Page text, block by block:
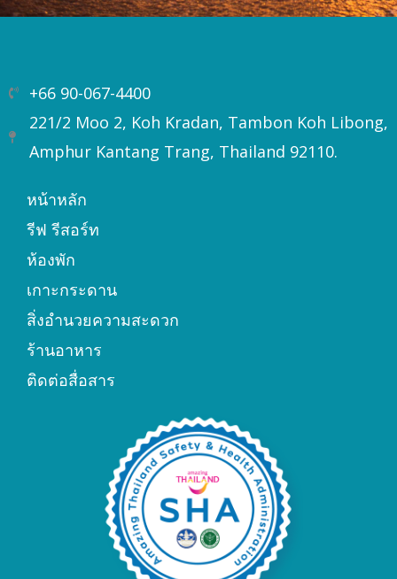
+66 90-067-4400
221/2 Moo 2, Koh Kradan, Tambon Koh Libong,
Amphur Kantang Trang, Thailand 92110.
หน้าหลัก
รีฟ รีสอร์ท
ห้องพัก
เกาะกระดาน
สิ่งอำนวยความสะดวก
ร้านอาหาร
ติดต่อสื่อสาร